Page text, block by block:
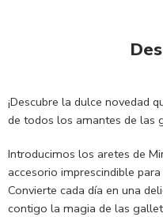
¡Descubre la dulce novedad
de todos los amantes de las
Introducimos los aretes de
accesorio imprescindible
Convierte cada día en una
contigo la magia de las